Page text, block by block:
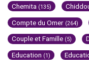
Chemita (135)
Compte du Omer (264)
Couple et Famille (5)
Education (1)